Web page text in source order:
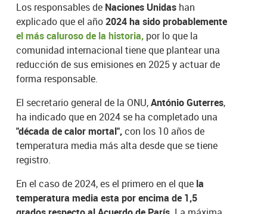
Los responsables de Naciones Unidas han
explicado que el año2024 ha sido probablemente
el más caluroso de la historia, por lo que la
comunidad internacional tiene que plantear una
reducción de sus emisiones en 2025 y actuar de
forma responsable.
El secretario general de la ONU,António Guterres,
ha indicado que en 2024 se ha completado una
"década de calor mortal",con los 10 años de
temperatura media más alta desde que se tiene
registro.
En el caso de 2024, es el primero en el que la
temperatura media esta por encima de 1,5